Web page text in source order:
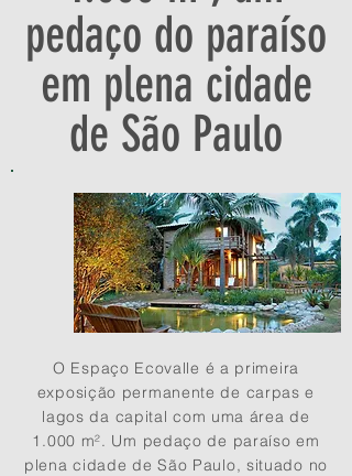
pedaço do paraíso
em plena cidade
de São Paulo
O Espaço Ecovalle é a primeira
exposição permanente de carpas e
lagos da capital com uma área de
1.000 m². Um pedaço de paraíso em
plena cidade de São Paulo, situado no